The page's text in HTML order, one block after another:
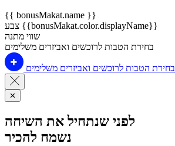
{{ bonusMakat.name }}
צבע {{bonusMakat.color.displayName}}
שווי מתנה
בחירת הטבות לרוכשים ואביזרים משלימים
בחירת הטבות לרוכשים ואביזרים משלימים
✕
לפני שנתחיל את השיחה
נשמח להכיר